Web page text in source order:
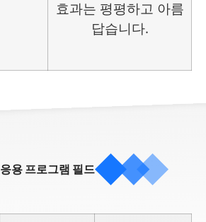
효과는 평평하고 아름
답습니다.
응용 프로그램 필드